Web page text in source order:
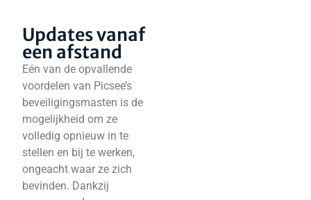
Updates vanaf
een afstand
Eén van de opvallende
voordelen van Picsee’s
beveiligingsmasten is de
mogelijkheid om ze
volledig opnieuw in te
stellen en bij te werken,
ongeacht waar ze zich
bevinden. Dankzij